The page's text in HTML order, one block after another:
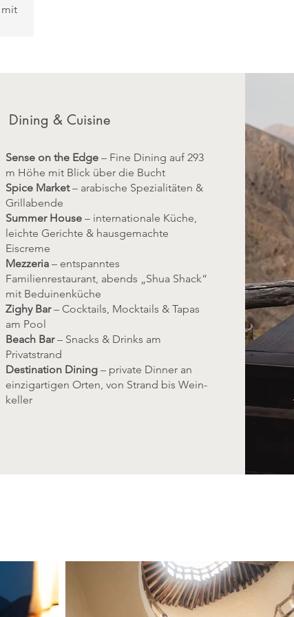
mit
Dining & Cuisine
Sense on the Edge– Fine Dining auf 293
m Höhe mit Blick über die Bucht
Spice Market– arabische Spezialitäten &
Grillabende
Summer House– internationale Küche,
leichte Gerichte & hausgemachte
Eiscreme
Mezzeria– entspanntes
Familienrestaurant, abends „Shua Shack“
mit Beduinenküche
Zighy Bar– Cocktails, Mocktails & Tapas
am Pool
Beach Bar– Snacks & Drinks am
Privatstrand
Destination Dining– private Dinner an
einzigartigen Orten, von Strand bis Wein­
keller